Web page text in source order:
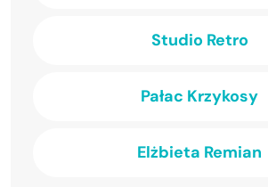
Studio Retro
Pałac Krzykosy
Elżbieta Remian